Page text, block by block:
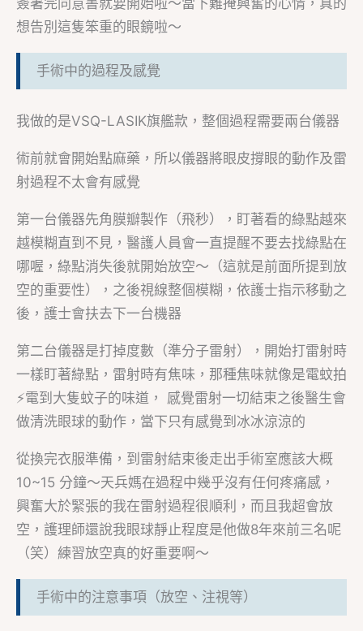
想告別這隻笨重的眼鏡啦～
手術中的過程及感覺
我做的是VSQ-LASIK旗艦款，整個過程需要兩台儀器
術前就會開始點麻藥，所以儀器將眼皮撐眼的動作及雷
射過程不太會有感覺
第一台儀器先角膜瓣製作（飛秒），盯著看的綠點越來
越模糊直到不見，醫護人員會一直提醒不要去找綠點在
哪喔，綠點消失後就開始放空～（這就是前面所提到放
空的重要性），之後視線整個模糊，依護士指示移動之
後，護士會扶去下一台機器
第二台儀器是打掉度數（準分子雷射），開始打雷射時
一樣盯著綠點，雷射時有焦味，那種焦味就像是電蚊拍
⚡️電到大隻蚊子的味道， 感覺雷射一切結束之後醫生會
做清洗眼球的動作，當下只有感覺到冰冰涼涼的
從換完衣服準備，到雷射結束後走出手術室應該大概
10~15 分鐘～天兵媽在過程中幾乎沒有任何疼痛感，
興奮大於緊張的我在雷射過程很順利，而且我超會放
空，護理師還說我眼球靜止程度是他做8年來前三名呢
（笑）練習放空真的好重要啊～
手術中的注意事項（放空、注視等）